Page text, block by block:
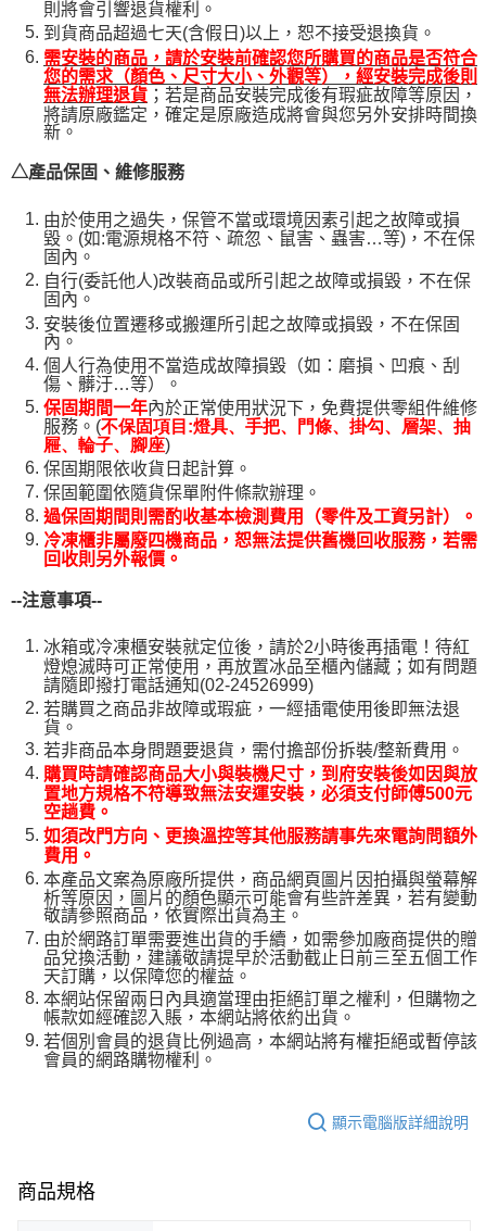
則將會引響退貨權利。
到貨商品超過七天(含假日)以上，恕不接受退換貨。
需安裝的商品，請於安裝前確認您所購買的商品是否符合
您的需求（顏色、尺寸大小、外觀等），經安裝完成後則
無法辦理退貨 ；若是商品安裝完成後有瑕疵故障等原因，
將請原廠鑑定，確定是原廠造成將會與您另外安排時間換
新。
△產品保固、維修服務
由於使用之過失，保管不當或環境因素引起之故障或損
毀。(如:電源規格不符、疏忽、鼠害、蟲害…等)，不在保
固內。
自行(委託他人)改裝商品或所引起之故障或損毀，不在保
固內。
安裝後位置遷移或搬運所引起之故障或損毀，不在保固
內。
個人行為使用不當造成故障損毀（如：磨損、凹痕、刮
傷、髒汙…等）。
保固期間一年內於正常使用狀況下，免費提供零組件維修
服務。(不保固項目:燈具、手把、門條、掛勾、層架、抽
屜、輪子、腳座)
保固期限依收貨日起計算。
保固範圍依隨貨保單附件條款辦理。
過保固期間則需酌收基本檢測費用（零件及工資另計）。
冷凍櫃非屬廢四機商品，恕無法提供舊機回收服務，若需
回收則另外報價。
--注意事項--
冰箱或冷凍櫃安裝就定位後，請於2小時後再插電！待紅
燈熄滅時可正常使用，再放置冰品至櫃內儲藏；如有問題
請隨即撥打電話通知(02-24526999)
若購買之商品非故障或瑕疵，一經插電使用後即無法退
貨。
若非商品本身問題要退貨，需付擔部份拆裝/整新費用。
購買時請確認商品大小與裝機尺寸，到府安裝後如因與放
置地方規格不符導致無法安運安裝，必須支付師傅500元
空趟費。
如須改門方向、更換溫控等其他服務請事先來電詢問額外
費用。
本產品文案為原廠所提供，商品網頁圖片因拍攝與螢幕解
析等原因，圖片的顏色顯示可能會有些許差異，若有變動
敬請參照商品，依實際出貨為主。
由於網路訂單需要進出貨的手續，如需參加廠商提供的贈
品兌換活動，建議敬請提早於活動截止日前三至五個工作
天訂購，以保障您的權益。
本網站保留兩日內具適當理由拒絕訂單之權利，但購物之
帳款如經確認入賬，本網站將依約出貨。
若個別會員的退貨比例過高，本網站將有權拒絕或暫停該
會員的網路購物權利。
顯示電腦版詳細說明
商品規格